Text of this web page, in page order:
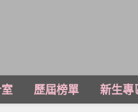
歷屆榜單
新生專